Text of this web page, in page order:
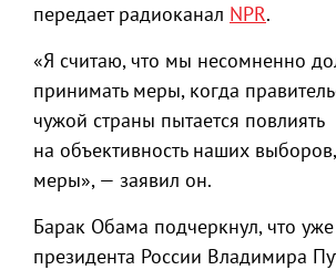
передает радиоканал NPR.
«Я считаю, что мы несомненно
принимать меры, когда
чужой страны пытается повлиять
на объективность наших
меры», — заявил он.
Барак Обама подчеркнул, что
президента России Владимира